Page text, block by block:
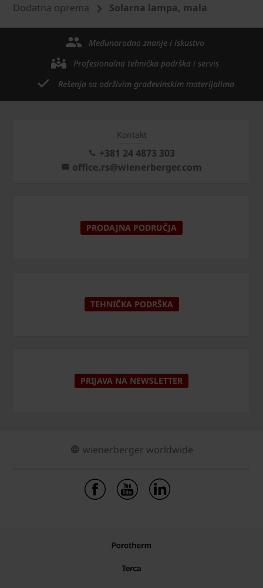
Dodatna oprema
Solarna lampa, mala
Međunarodno znanje i iskustvo
Profesionalna tehnička podrška i servis
Rešenja sa održivim građevinskim materijalima
Kontakt
+381 24 4873 303
office.rs@wienerberger.com
PRODAJNA PODRUČJA
TEHNIČKA PODRŠKA
PRIJAVA NA NEWSLETTER
wienerberger worldwide